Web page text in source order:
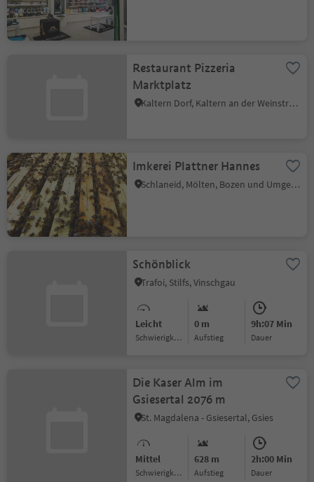
Restaurant Pizzeria
Marktplatz
Kaltern Dorf, Kaltern an der Weinstraße, Südtiroler Weinstraße
Imkerei Plattner Hannes
Schlaneid, Mölten, Bozen und Umgebung
Schönblick
Trafoi, Stilfs, Vinschgau
Leicht
Schwierigkeitsgrad
0 m
Aufstieg
9h:07 Min
Dauer
Die Kaser Alm im
Gsiesertal 2076 m
St. Magdalena - Gsiesertal, Gsies
Mittel
Schwierigkeitsgrad
628 m
Aufstieg
2h:00 Min
Dauer